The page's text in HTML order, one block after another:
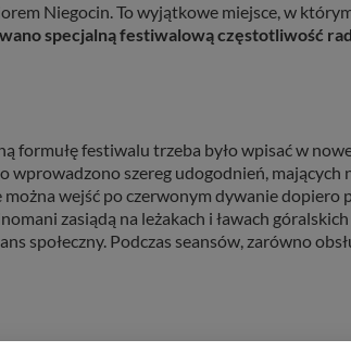
Niegocin. To wyjątkowe miejsce, w
specjalną festiwalową częstotliwość
formułę festiwalu trzeba było wpisać w
szereg udogodnień, mających
wejść po czerwonym dywanie dopiero
zasiądą na leżakach i ławach
społeczny. Podczas seansów, zarówno